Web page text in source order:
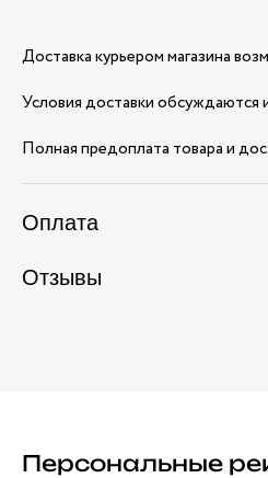
Доставка курьером магазина
Условия доставки обсуждаются
Полная предоплата товара и
Оплата
Отзывы
Персональные